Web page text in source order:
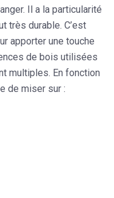
Il a la particularité
très durable. C’est
apporter une touche
de bois utilisées
multiples. En fonction
de miser sur :